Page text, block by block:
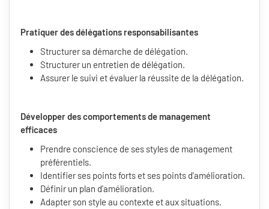
Pratiquer des délégations responsabilisantes
Structurer sa démarche de délégation.
Structurer un entretien de délégation.
Assurer le suivi et évaluer la réussite de la délégation.
Développer des comportements de management
efficaces
Prendre conscience de ses styles de management
préférentiels.
Identifier ses points forts et ses points d'amélioration.
Définir un plan d'amélioration.
Adapter son style au contexte et aux situations.